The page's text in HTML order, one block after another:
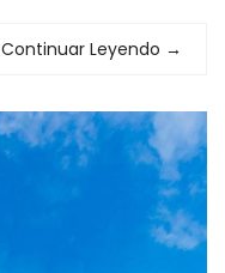
EN
PRIME:
Continuar Leyendo →